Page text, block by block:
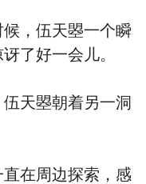
，伍天曌一个瞬
了好一会儿。
天曌朝着另一洞
在周边探索，感